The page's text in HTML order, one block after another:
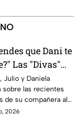
que Dani te
Las "Divas"
el
de
en MasterChef
Julio y Daniela
sobre las recientes
de su compañera al
Mundo MasterChef
2026